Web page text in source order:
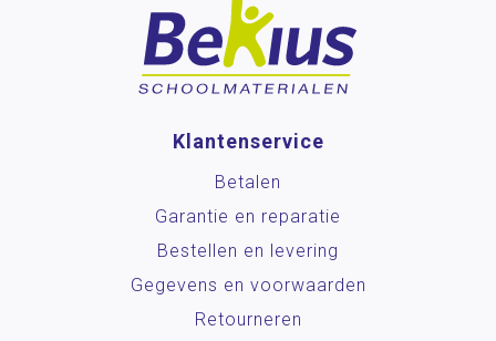
Klantenservice
Betalen
Garantie en reparatie
Bestellen en levering
Gegevens en voorwaarden
Retourneren